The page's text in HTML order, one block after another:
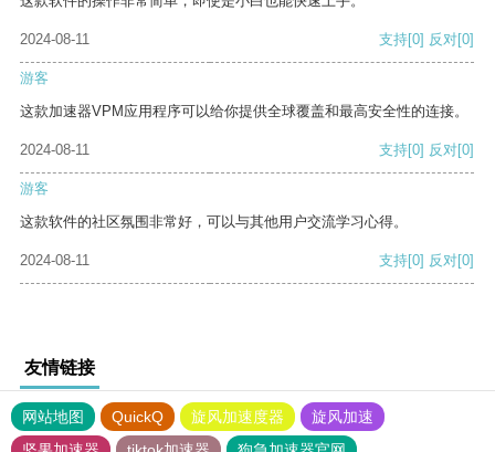
2024-08-11 支持[0] 反对[0]
游客
这款加速器VPM应用程序可以给你提供全球覆盖和最高安全性的连接。
2024-08-11 支持[0] 反对[0]
游客
这款软件的社区氛围非常好，可以与其他用户交流学习心得。
2024-08-11 支持[0] 反对[0]
友情链接
网站地图 QuickQ 旋风加速度器
旋风加速